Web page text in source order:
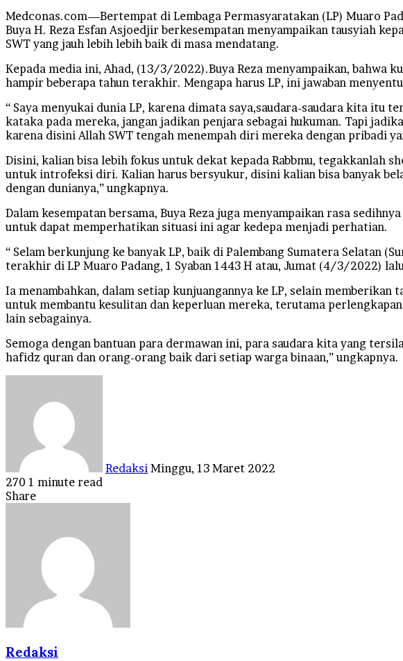
Medconas.com—Bertempat di Lembaga Permasyaratakan (LP) Muaro
Buya H. Reza Esfan Asjoedjir berkesempatan menyampaikan tausyiah
SWT yang jauh lebih lebih baik di masa mendatang.
Kepada media ini, Ahad, (13/3/2022).Buya Reza menyampaikan, bahwa
hampir beberapa tahun terakhir. Mengapa harus LP, ini jawaban
“ Saya menyukai dunia LP, karena dimata saya,saudara-saudara kita itu
kataka pada mereka, jangan jadikan penjara sebagai hukuman. Tapi
karena disini Allah SWT tengah menempah diri mereka dengan pribadi
Disini, kalian bisa lebih fokus untuk dekat kepada Rabbmu, tegakkanlah
untuk introfeksi diri. Kalian harus bersyukur, disini kalian bisa banyak
dengan dunianya,” ungkapnya.
Dalam kesempatan bersama, Buya Reza juga menyampaikan rasa
untuk dapat memperhatikan situasi ini agar kedepa menjadi perhatian.
“ Selam berkunjung ke banyak LP, baik di Palembang Sumatera Selatan
terakhir di LP Muaro Padang, 1 Syaban 1443 H atau, Jumat (4/3/2022)
Ia menambahkan, dalam setiap kunjuangannya ke LP, selain
untuk membantu kesulitan dan keperluan mereka, terutama
lain sebagainya.
Semoga dengan bantuan para dermawan ini, para saudara kita yang
hafidz quran dan orang-orang baik dari setiap warga binaan,” ungkapnya.
Redaksi Minggu, 13 Maret 2022
270 1 minute read
Facebook
Twitter
LinkedIn
Tumblr
Pinterest
Reddit
VKontakte
Odnoklassniki
Pocket
Share
Redaksi